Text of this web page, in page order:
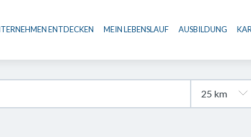
Haupt-Navigation
ENTDECKEN MEIN LEBENSLAUF AUSBILDUNG